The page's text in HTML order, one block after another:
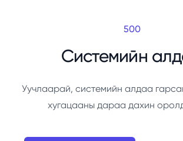
500
Системийн
Уучлаарай, системийн алдаа
хугацааны дараа дахин